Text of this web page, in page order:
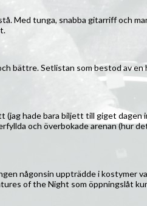
Med tunga, snabba gitarriff och
bättre. Setlistan som bestod av
(jag hade bara biljett till giget
och överbokade arenan (hur
någonsin uppträdde i kostymer
of the Night som öppningslåt